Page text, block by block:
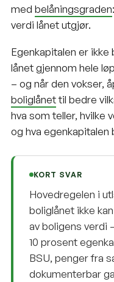
med belåningsgraden
verdi lånet utgjør.
Egenkapitalen er
lånet gjennom hele
– og når den vokser,
boliglånettil bedre
hva som teller, hvilke
og hva egenkapitalen
KORT SVAR
Hovedregelen i
boliglånet ikke
av boligens verdi
10 prosent
BSU, penger fra
dokumenterbar